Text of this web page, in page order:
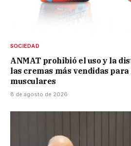
SOCIEDAD
ANMAT prohibió el uso y la
las cremas más vendidas
musculares
8 de agosto de 2026